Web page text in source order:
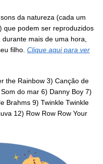
da natureza (cada um
que podem ser reproduzidos
mais de uma hora,
filho. Clique aqui para ver
the Rainbow 3) Canção de
do mar 6) Danny Boy 7)
Brahms 9) Twinkle Twinkle
12) Row Row Row Your